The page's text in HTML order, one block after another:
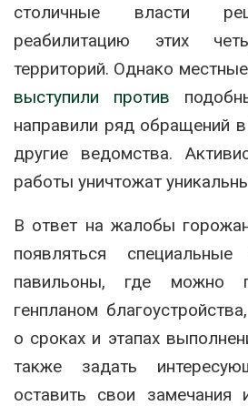
столичные власти
реабилитацию этих
территорий. Однако
выступили против
направили ряд обращений в
другие ведомства.
работы уничтожат
В ответ на жалобы
появляться специальные
павильоны, где можно
генпланом
о сроках и этапах
также задать
оставить свои замечания